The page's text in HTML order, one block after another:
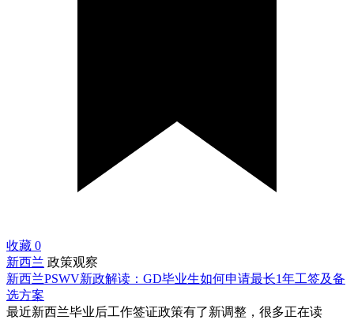
收藏 0
新西兰 政策观察
新西兰PSWV新政解读：GD毕业生如何申请最长1年工签及备
选方案
最近新西兰毕业后工作签证政策有了新调整，很多正在读